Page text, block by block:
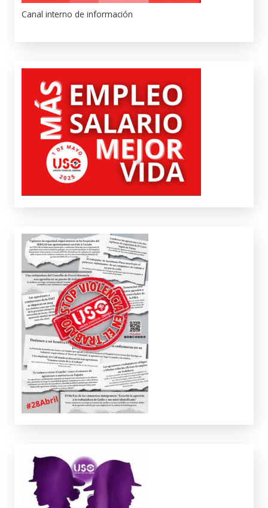
Canal interno de información